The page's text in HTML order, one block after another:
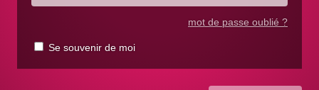
mot de passe oublié ?
Se souvenir de moi